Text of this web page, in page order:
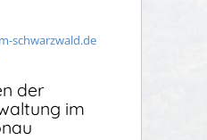
schwarzwald.de
der
im